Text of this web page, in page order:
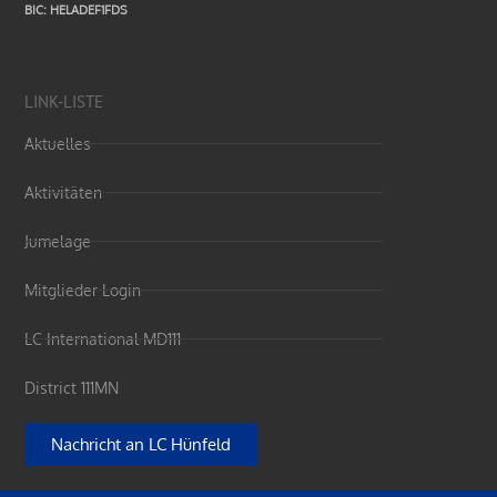
BIC: HELADEF1FDS
LINK-LISTE
Aktuelles
Aktivitäten
Jumelage
Mitglieder Login
LC International MD111
District 111MN
Nachricht an LC Hünfeld